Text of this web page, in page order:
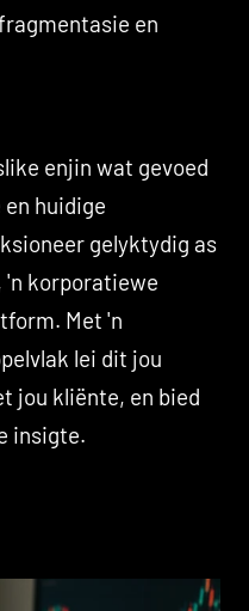
en
enjin wat gevoed
huidige
gelyktydig as
korporatiewe
Met 'n
lei dit jou
jou kliënte, en bied
insigte.